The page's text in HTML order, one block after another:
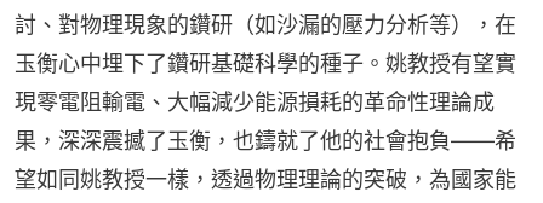
討、對物理現象的鑽研（如沙漏的壓力分析等），在
玉衡心中埋下了鑽研基礎科學的種子。姚教授有望實
現零電阻輸電、大幅減少能源損耗的革命性理論成
果，深深震撼了玉衡，也鑄就了他的社會抱負——希
望如同姚教授一樣，透過物理理論的突破，為國家能